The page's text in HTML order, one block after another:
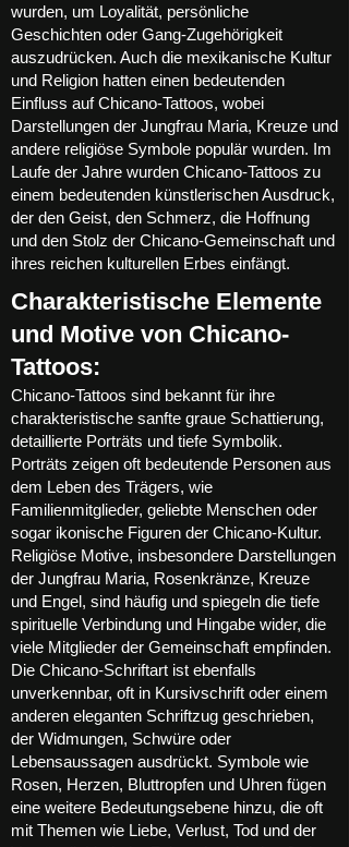
wurden, um Loyalität, persönliche
Geschichten oder Gang-Zugehörigkeit
auszudrücken. Auch die mexikanische Kultur
und Religion hatten einen bedeutenden
Einfluss auf Chicano-Tattoos, wobei
Darstellungen der Jungfrau Maria, Kreuze und
andere religiöse Symbole populär wurden. Im
Laufe der Jahre wurden Chicano-Tattoos zu
einem bedeutenden künstlerischen Ausdruck,
der den Geist, den Schmerz, die Hoffnung
und den Stolz der Chicano-Gemeinschaft und
ihres reichen kulturellen Erbes einfängt.
Charakteristische Elemente
und Motive von Chicano-
Tattoos:
Chicano-Tattoos sind bekannt für ihre
charakteristische sanfte graue Schattierung,
detaillierte Porträts und tiefe Symbolik.
Porträts zeigen oft bedeutende Personen aus
dem Leben des Trägers, wie
Familienmitglieder, geliebte Menschen oder
sogar ikonische Figuren der Chicano-Kultur.
Religiöse Motive, insbesondere Darstellungen
der Jungfrau Maria, Rosenkränze, Kreuze
und Engel, sind häufig und spiegeln die tiefe
spirituelle Verbindung und Hingabe wider, die
viele Mitglieder der Gemeinschaft empfinden.
Die Chicano-Schriftart ist ebenfalls
unverkennbar, oft in Kursivschrift oder einem
anderen eleganten Schriftzug geschrieben,
der Widmungen, Schwüre oder
Lebensaussagen ausdrückt. Symbole wie
Rosen, Herzen, Bluttropfen und Uhren fügen
eine weitere Bedeutungsebene hinzu, die oft
mit Themen wie Liebe, Verlust, Tod und der